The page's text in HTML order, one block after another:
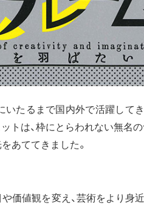
いたるまで国内外で活躍して
トは、枠にとらわれない無名
あててきました。
価値観を変え、芸術をより身